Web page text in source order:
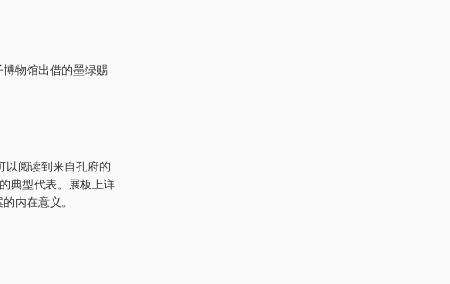
物馆出借的墨绿赐
以阅读到来自孔府的
典型代表。展板上详
内在意义。